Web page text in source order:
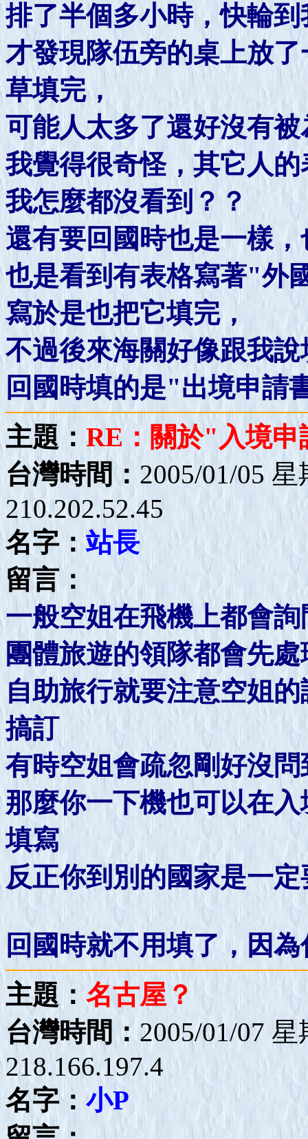
排了半個多小時，快輪
才發現隊伍旁的桌上放
草填完，
可能人太多了還好沒有被
我覺得很奇怪，其它人
我怎麼都沒看到？？
還有要回國時也是一樣
也是看到有表格寫著"外
寫於是也把它填完，
不過後來海關好像跟我
回國時填的是"出境申請
主題： RE：關於"入境
台灣時間： 2005/01/05
210.202.52.45
名字：站長
留言：
一般空姐在飛機上都會
團體旅遊的領隊都會先處
自助旅行就要注意空姐
搞訂
有時空姐會疏忽剛好沒
那麼你一下機也可以在
填寫
反正你到別的國家是一
回國時就不用填了，因
主題：名古屋？
台灣時間：2005/01/07
218.166.197.4
名字：小P